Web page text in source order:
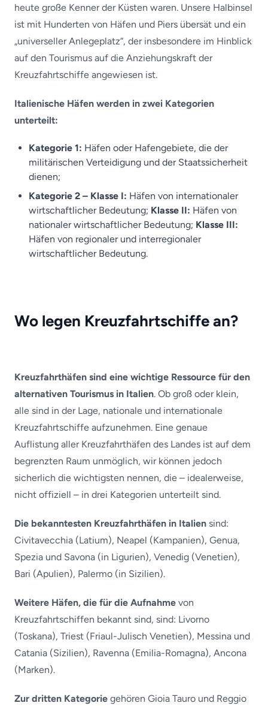
heute große Kenner der Küsten waren. Unsere Halbinsel
ist mit Hunderten von Häfen und Piers übersät und ein
„universeller Anlegeplatz“, der insbesondere im Hinblick
auf den Tourismus auf die Anziehungskraft der
Kreuzfahrtschiffe angewiesen ist.
Italienische Häfen werden in zwei Kategorien
unterteilt:
Kategorie 1: Häfen oder Hafengebiete, die der
militärischen Verteidigung und der Staatssicherheit
dienen;
Kategorie 2 – Klasse I: Häfen von internationaler
wirtschaftlicher Bedeutung; Klasse II: Häfen von
nationaler wirtschaftlicher Bedeutung; Klasse III:
Häfen von regionaler und interregionaler
wirtschaftlicher Bedeutung.
Wo legen Kreuzfahrtschiffe an?
Kreuzfahrthäfen sind eine wichtige Ressource für den
alternativen Tourismus in Italien. Ob groß oder klein,
alle sind in der Lage, nationale und internationale
Kreuzfahrtschiffe aufzunehmen. Eine genaue
Auflistung aller Kreuzfahrthäfen des Landes ist auf dem
begrenzten Raum unmöglich, wir können jedoch
sicherlich die wichtigsten nennen, die – idealerweise,
nicht offiziell – in drei Kategorien unterteilt sind.
Die bekanntesten Kreuzfahrthäfen in Italien sind:
Civitavecchia (Latium), Neapel (Kampanien), Genua,
Spezia und Savona (in Ligurien), Venedig (Venetien),
Bari (Apulien), Palermo (in Sizilien).
Weitere Häfen, die für die Aufnahme von
Kreuzfahrtschiffen bekannt sind, sind: Livorno
(Toskana), Triest (Friaul-Julisch Venetien), Messina und
Catania (Sizilien), Ravenna (Emilia-Romagna), Ancona
(Marken).
Zur dritten Kategorie gehören Gioia Tauro und Reggio